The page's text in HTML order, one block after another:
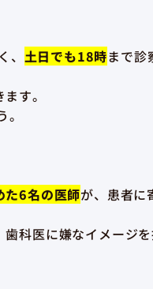
土日でも18時まで診
す。
た6名の医師が、患者に
科医に嫌なイメージ